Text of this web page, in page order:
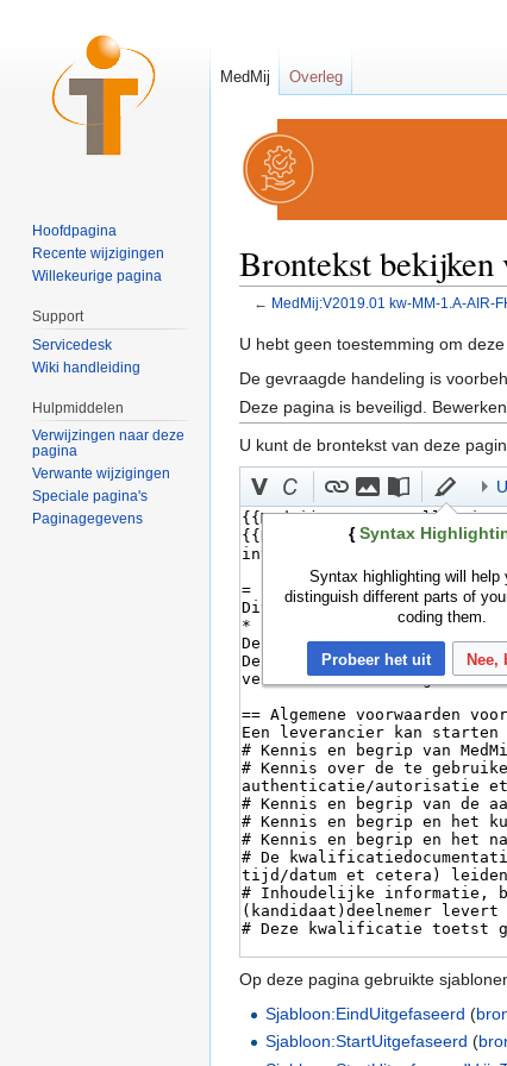
Brontekst
← MedMij:V2019.01 kw-MM-1.A-AIR-
U hebt geen toestemming om
De gevraagde handeling is
Deze pagina is beveiligd.
U kunt de brontekst van deze
Op deze pagina gebruikte
Sjabloon:EindUitgefaseerd (
Sjabloon:StartUitgefaseerd (
MedMij Overleg
Hoofdpagina
Recente wijzigingen
Willekeurige pagina
Support
Servicedesk
Wiki handleiding
Hulpmiddelen
Verwijzingen naar deze
pagina
Verwante wijzigingen
Speciale pagina's
Paginagegevens
{Syntax
Syntax highlighting will help
distinguish different parts of
coding them.
Probeer het uit Nee,